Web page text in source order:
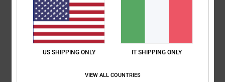
5
23. giugno 2026
Acquisto verificato
US SHIPPING ONLY IT SHIPPING ONLY
VIEW ALL COUNTRIES